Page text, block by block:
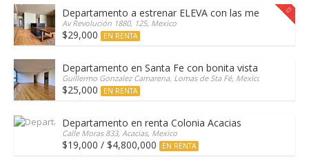
Departamento a estrenar ELEVA con las mejores
Av Revolución 1880, 125, Mexico
$29,000 EN RENTA
Departamento en Santa Fe con bonita vista arbolada
Guillermo Gonzalez Camarena, Lomas de Sta Fé, Mexico
$25,000 EN RENTA
Departamento en renta Colonia Acacias
Calle Moras 833, Acacias, Mexico
$19,000 / $4,800,000 EN RENTA